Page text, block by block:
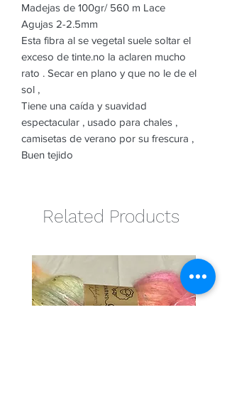
Madejas de 100gr/ 560 m Lace
Agujas 2-2.5mm
Esta fibra al se vegetal suele soltar el
exceso de tinte.no la aclaren mucho
rato . Secar en plano y que no le de el
sol ,
Tiene una caída y suavidad
espectacular , usado para chales ,
camisetas de verano por su frescura ,
Buen tejido
Related Products